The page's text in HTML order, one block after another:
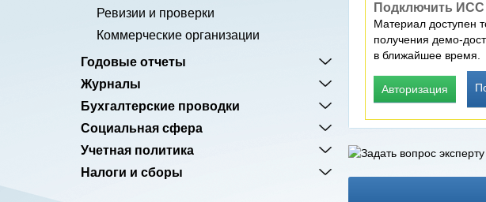
Ревизии и проверки
Коммерческие организации
Годовые отчеты
Журналы
Бухгалтерские проводки
Социальная сфера
Учетная политика
Налоги и сборы
Подключить
Материал доступен
получения демо-
в ближайшее время.
Авторизация